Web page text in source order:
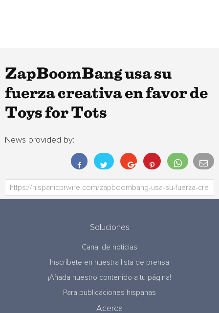
ZapBoomBang usa su
fuerza creativa en favor de
Toys for Tots
News provided by:
Soluciones
Canal de noticias
Inscríbete en nuestra lista de prensa
¡Añada nuestro contenido a tu página!
Para publicaciones hispanas
Acerca